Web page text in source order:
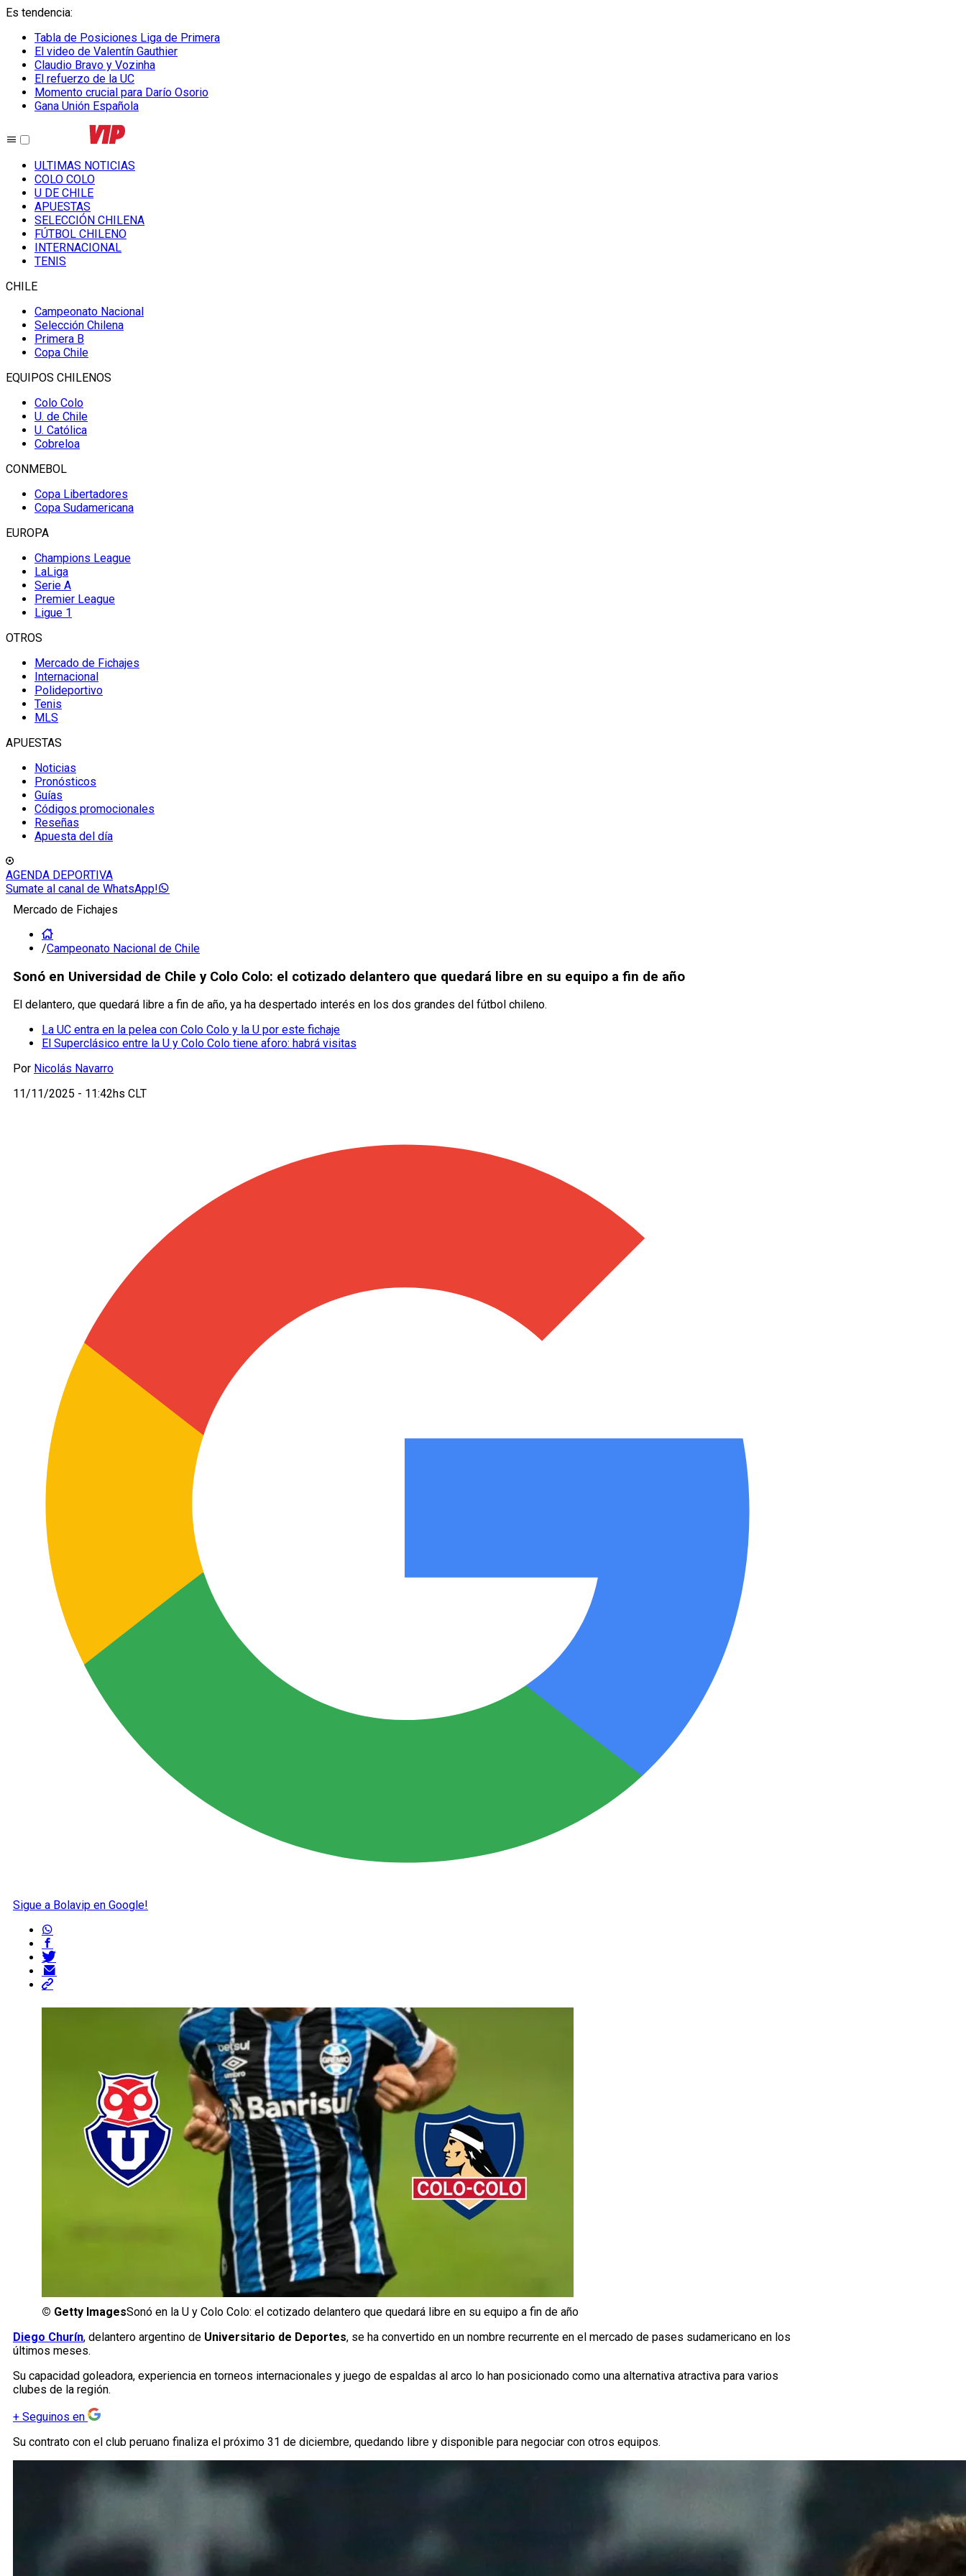
Es tendencia:
Tabla de Posiciones Liga de Primera
El video de Valentín Gauthier
Claudio Bravo y Vozinha
El refuerzo de la UC
Momento crucial para Darío Osorio
Gana Unión Española
ULTIMAS NOTICIAS
COLO COLO
U DE CHILE
APUESTAS
SELECCIÓN CHILENA
FÚTBOL CHILENO
INTERNACIONAL
TENIS
CHILE
Campeonato Nacional
Selección Chilena
Primera B
Copa Chile
EQUIPOS CHILENOS
Colo Colo
U. de Chile
U. Católica
Cobreloa
CONMEBOL
Copa Libertadores
Copa Sudamericana
EUROPA
Champions League
LaLiga
Serie A
Premier League
Ligue 1
OTROS
Mercado de Fichajes
Internacional
Polideportivo
Tenis
MLS
APUESTAS
Noticias
Pronósticos
Guías
Códigos promocionales
Reseñas
Apuesta del día
AGENDA DEPORTIVA
Sumate al canal de WhatsApp!
Mercado de Fichajes
/Campeonato Nacional de Chile
Sonó en Universidad de Chile y Colo Colo: el cotizado delantero que quedará libre en su equipo a fin de año
El delantero, que quedará libre a fin de año, ya ha despertado interés en los dos grandes del fútbol chileno.
La UC entra en la pelea con Colo Colo y la U por este fichaje
El Superclásico entre la U y Colo Colo tiene aforo: habrá visitas
Por Nicolás Navarro
11/11/2025 - 11:42hs CLT
Sigue a Bolavip en Google!
© Getty ImagesSonó en la U y Colo Colo: el cotizado delantero que quedará libre en su equipo a fin de año
Diego Churín, delantero argentino de Universitario de Deportes, se ha convertido en un nombre recurrente en el mercado de pases sudamericano en los
últimos meses.
Su capacidad goleadora, experiencia en torneos internacionales y juego de espaldas al arco lo han posicionado como una alternativa atractiva para varios
clubes de la región.
+ Seguinos en
Su contrato con el club peruano finaliza el próximo 31 de diciembre, quedando libre y disponible para negociar con otros equipos.